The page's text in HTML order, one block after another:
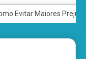
Evitar Maiores